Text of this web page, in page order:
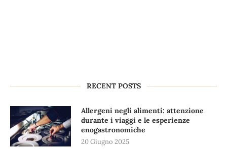
RECENT POSTS
Allergeni negli alimenti: attenzione
durante i viaggi e le esperienze
enogastronomiche
20 Giugno 2025